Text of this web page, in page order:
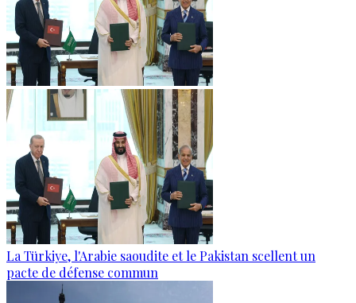
La Türkiye, l'Arabie saoudite et le Pakistan scellent un
pacte de défense commun